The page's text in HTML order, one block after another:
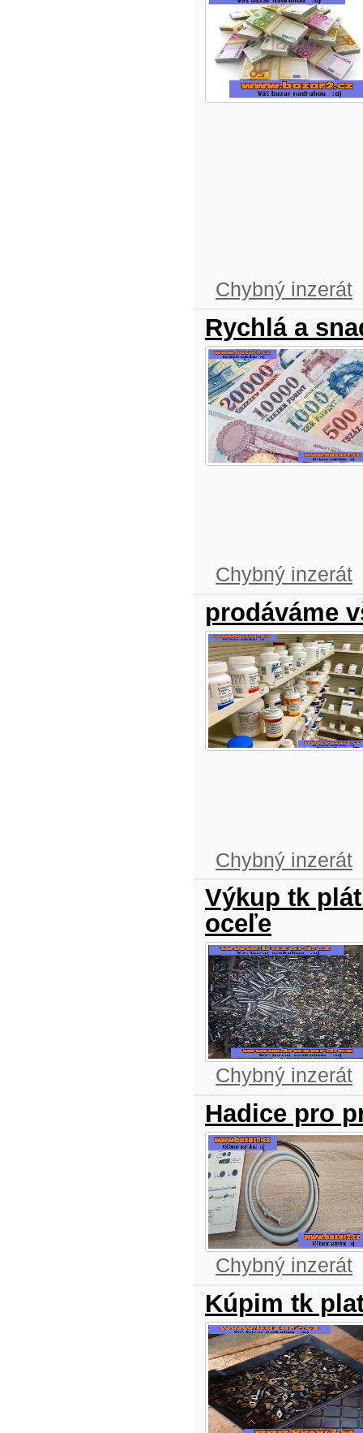
Chybný inzerát
Rychlá a
Chybný inzerát
prodáváme
Chybný inzerát
Výkup tk
oceľe
Chybný inzerát
Hadice pro
Chybný inzerát
Kúpim tk